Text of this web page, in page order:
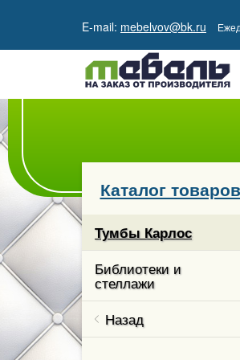
E-mail: mebelvov@bk.ru
Каталог товаров
Тумбы Карлос
Библиотеки и
стеллажи
Назад